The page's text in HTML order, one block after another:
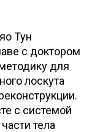
Тун
с доктором
для
лоскута
с системой
тела